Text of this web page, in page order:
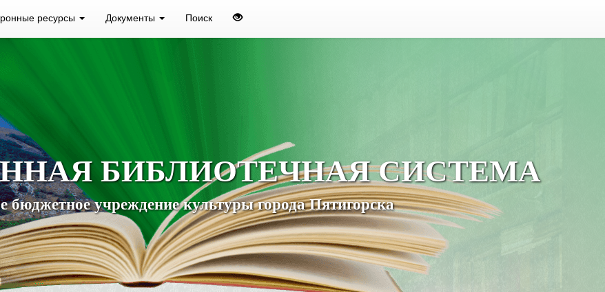
ресурсы Документы Поиск
БИБЛИОТЕЧНАЯ СИСТЕМА
учреждение культуры города Пятигорска